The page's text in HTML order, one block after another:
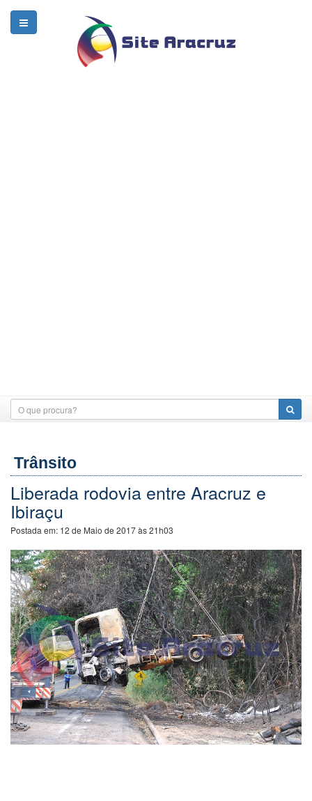
Trânsito
Liberada rodovia entre Aracruz e
Ibiraçu
Postada em: 12 de Maio de 2017 às 21h03